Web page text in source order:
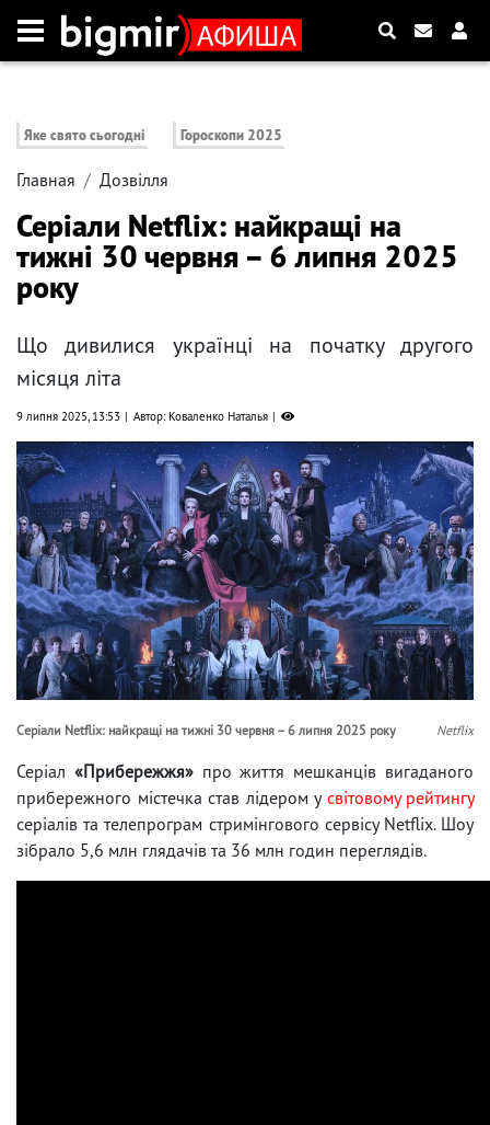
Яке свято сьогодні Гороскопи 2025
Главная Дозвілля
Серіали Netflix: найкращі на
тижні 30 червня – 6 липня 2025
року
Що дивилися українці на початку другого
місяця літа
9 липня 2025, 13:53 Автор: Коваленко Наталья
Серіали Netflix: найкращі на тижні 30 червня – 6 липня 2025 року Netflix
Серіал «Прибережжя» про життя мешканців вигаданого
прибережного містечка став лідером у світовому рейтингу
серіалів та телепрограм стримінгового сервісу Netflix. Шоу
зібрало 5,6 млн глядачів та 36 млн годин переглядів.